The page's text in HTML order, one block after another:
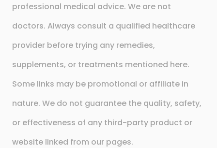
professional medical advice. We are not
doctors. Always consult a qualified healthcare
provider before trying any remedies,
supplements, or treatments mentioned here.
Some links may be promotional or affiliate in
nature. We do not guarantee the quality, safety,
or effectiveness of any third-party product or
website linked from our pages.